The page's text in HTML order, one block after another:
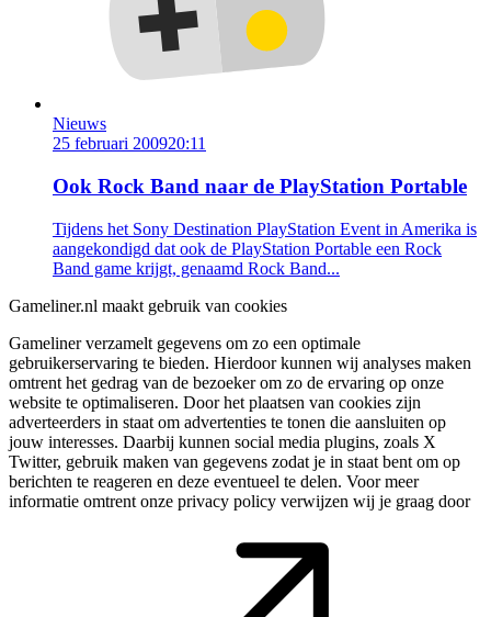
Nieuws
25 februari 200920:11
Ook Rock Band naar de PlayStation Portable
Tijdens het Sony Destination PlayStation Event in Amerika is
aangekondigd dat ook de PlayStation Portable een Rock
Band game krijgt, genaamd Rock Band...
Gameliner.nl maakt gebruik van cookies
Gameliner verzamelt gegevens om zo een optimale
gebruikerservaring te bieden. Hierdoor kunnen wij analyses maken
omtrent het gedrag van de bezoeker om zo de ervaring op onze
website te optimaliseren. Door het plaatsen van cookies zijn
adverteerders in staat om advertenties te tonen die aansluiten op
jouw interesses. Daarbij kunnen social media plugins, zoals X
Twitter, gebruik maken van gegevens zodat je in staat bent om op
berichten te reageren en deze eventueel te delen. Voor meer
informatie omtrent onze privacy policy verwijzen wij je graag door